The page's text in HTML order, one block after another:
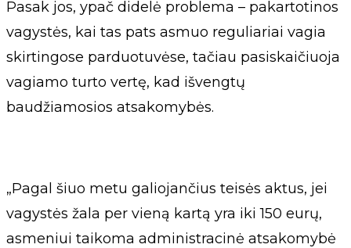
Pasak jos, ypač didelė problema – pakartotinos
vagystės, kai tas pats asmuo reguliariai vagia
skirtingose parduotuvėse, tačiau pasiskaičiuoja
vagiamo turto vertę, kad išvengtų
baudžiamosios atsakomybės.
„Pagal šiuo metu galiojančius teisės aktus, jei
vagystės žala per vieną kartą yra iki 150 eurų,
asmeniui taikoma administracinė atsakomybė